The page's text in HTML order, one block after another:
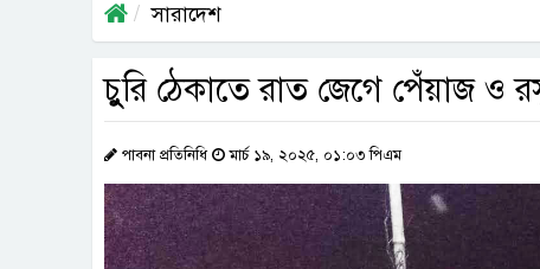
সারাদেশ
চুুরি ঠেকাতে রাত জেগে পেঁয়াজ ও
পাবনা প্রতিনিধি মার্চ ১৯, ২০২৫, ০১:০৩ পিএম